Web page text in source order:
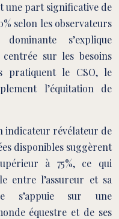
une part significative de
selon les observateurs
s’explique
sur les besoins
pratiquent le CSO, le
l’équitation de
indicateur révélateur de
disponibles suggèrent
à 75%, ce qui
entre l’assureur et sa
s’appuie sur une
équestre et de ses